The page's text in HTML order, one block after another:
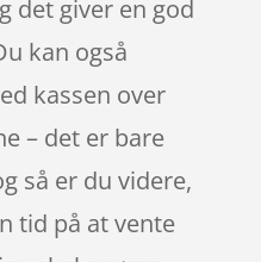
det giver en god
kan også
kassen over
– det er bare
så er du videre,
tid på at vente